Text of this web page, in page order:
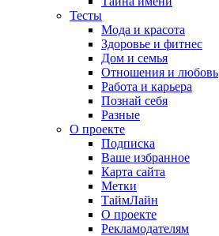
Тесты
Мода и красота
Здоровье и фитнес
Дом и семья
Отношения и любовь
Работа и карьера
Познай себя
Разные
О проекте
Подписка
Ваше избранное
Карта сайта
Метки
ТаймЛайн
О проекте
Рекламодателям